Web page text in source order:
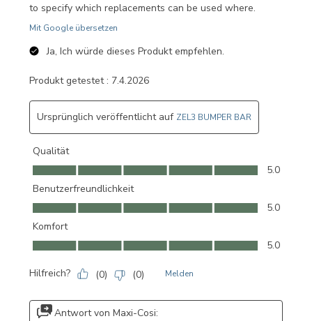
to specify which replacements can be used where.
Mit Google übersetzen
Ja, Ich würde dieses Produkt empfehlen.
Produkt getestet : 7.4.2026
Ursprünglich veröffentlicht auf ZEL3 BUMPER BAR
Qualität
Qualität, 5.0 von 5
5.0
Benutzerfreundlichkeit
Benutzerfreundlichkeit, 5.0 von 5
5.0
Komfort
Komfort, 5.0 von 5
5.0
Hilfreich? (0) (0) Melden
Antwort von Maxi-Cosi: